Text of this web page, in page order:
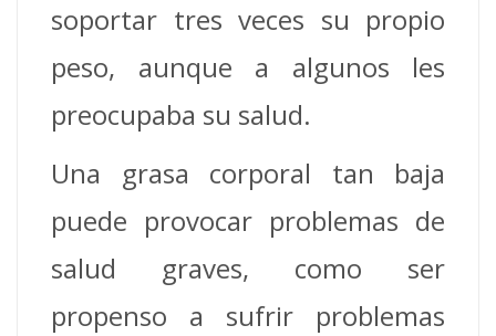
soportar tres veces su propio
peso, aunque a algunos les
preocupaba su salud.
Una grasa corporal tan baja
puede provocar problemas de
salud graves, como ser
propenso a sufrir problemas